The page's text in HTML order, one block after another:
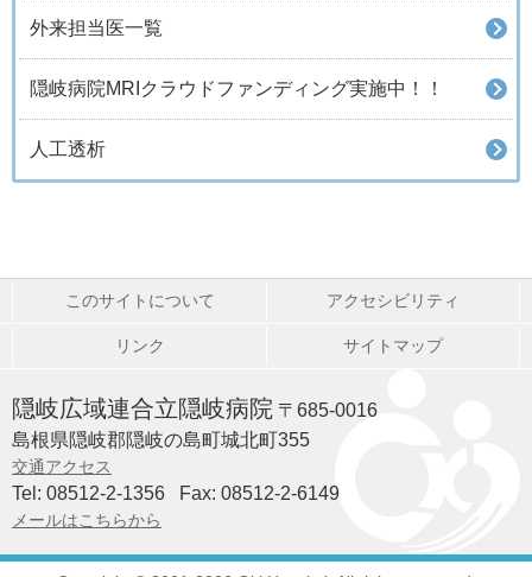
外来担当医一覧
隠岐病院MRIクラウドファンディング実施中！！
人工透析
このサイトについて アクセシビリティ
リンク サイトマップ
隠岐広域連合立隠岐病院 〒685-0016
島根県隠岐郡隠岐の島町城北町355
交通アクセス
Tel: 08512-2-1356 Fax: 08512-2-6149
メールはこちらから